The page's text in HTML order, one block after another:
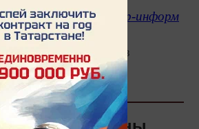
татар-информ
важным и интересным в
Татмедиа